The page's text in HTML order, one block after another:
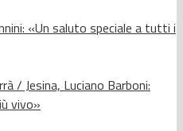
«Un saluto speciale a tutti i
/ Jesina, Luciano Barboni:
vivo»